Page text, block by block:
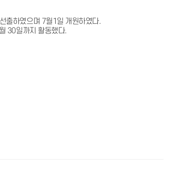
출하였으며 7월1일 개원하였다.
30일까지 활동했다.